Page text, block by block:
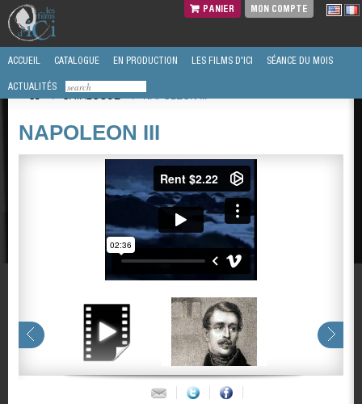
PANIER MON COMPTE
ACCUEIL CATALOGUE EN PRODUCTION LES FILMS D'ICI SÉANCE DU MOIS
ACTUALITÉS
/
CATALOGUE / NAPOLEON III
NAPOLEON III